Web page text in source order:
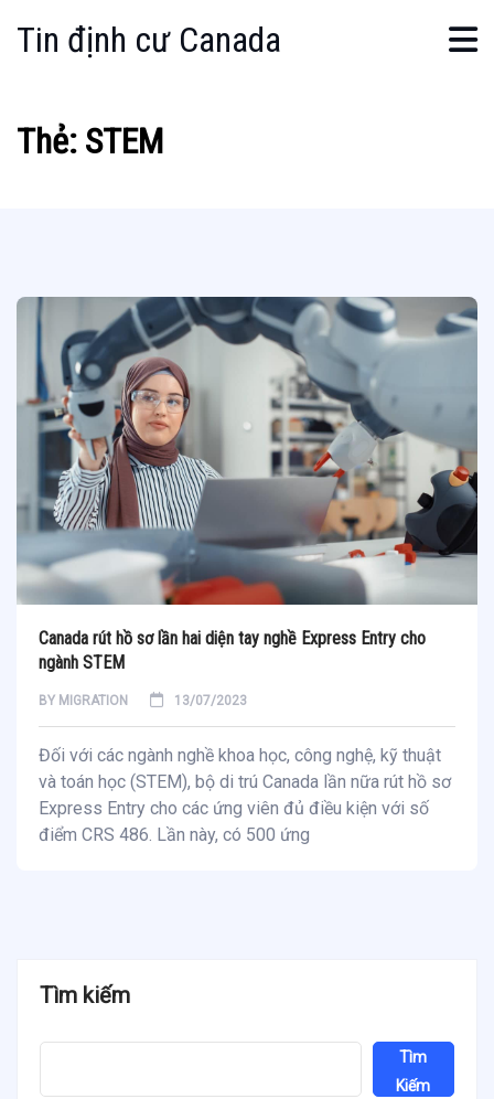
Tin định cư Canada
Thẻ: STEM
Canada rút hồ sơ lần hai diện tay nghề Express Entry cho
ngành STEM
BY MIGRATION 13/07/2023
Đối với các ngành nghề khoa học, công nghệ, kỹ thuật
và toán học (STEM), bộ di trú Canada lần nữa rút hồ sơ
Express Entry cho các ứng viên đủ điều kiện với số
điểm CRS 486. Lần này, có 500 ứng
Tìm kiếm
Tìm
Kiếm